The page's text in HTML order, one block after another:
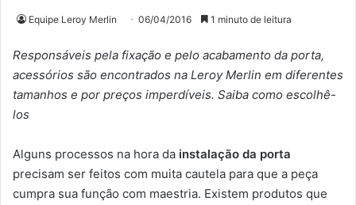
Equipe Leroy Merlin 06/04/2016 1 minuto de leitura
Responsáveis pela fixação e pelo acabamento da porta,
acessórios são encontrados na Leroy Merlin em diferentes
tamanhos e por preços imperdíveis. Saiba como escolhê-
los
Alguns processos na hora da instalação da porta
precisam ser feitos com muita cautela para que a peça
cumpra sua função com maestria. Existem produtos que